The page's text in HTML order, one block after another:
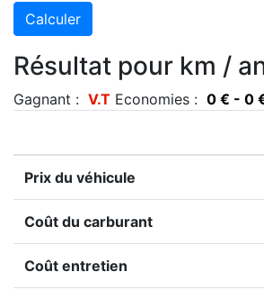
Résultat pour km /
Gagnant : V.T Economies : 0 € - 0
Prix du véhicule
Coût du carburant
Coût entretien